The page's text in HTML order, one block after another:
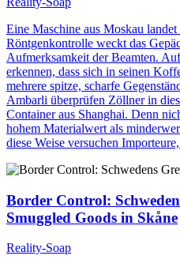
Eine Maschine aus Moskau
Röntgenkontrolle weckt das
Aufmerksamkeit der Beamten.
erkennen, dass sich in seinen
mehrere spitze, scharfe
Ambarli überprüfen Zöllner in
Container aus Shanghai. Denn
hohem Materialwert als
diese Weise versuchen
Border Control:
Smuggled Goods in Skåne
Reality-Soap